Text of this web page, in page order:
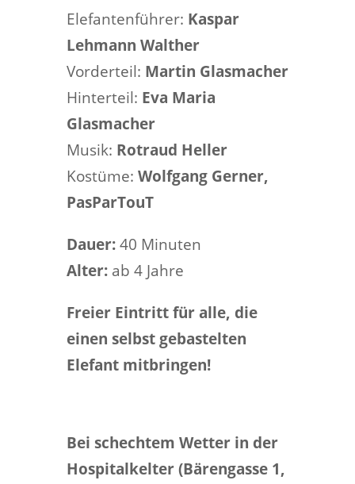
Elefantenführer: Kaspar
Lehmann Walther
Vorderteil: Martin Glasmacher
Hinterteil: Eva Maria
Glasmacher
Musik: Rotraud Heller
Kostüme: Wolfgang Gerner,
PasParTouT
Dauer: 40 Minuten
Alter: ab 4 Jahre
Freier Eintritt für alle, die
einen selbst gebastelten
Elefant mitbringen!
Bei schechtem Wetter in der
Hospitalkelter (Bärengasse 1,